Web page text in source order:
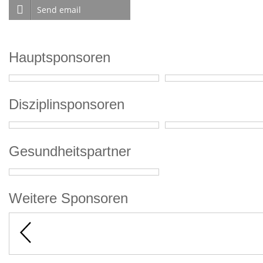
Send email
Hauptsponsoren
Disziplinsponsoren
Gesundheitspartner
Weitere Sponsoren